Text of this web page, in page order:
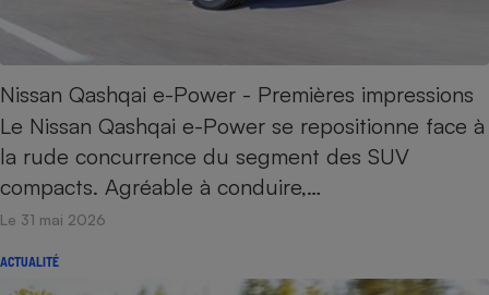
Nissan Qashqai e-Power - Premières impressions
Le Nissan Qashqai e-Power se repositionne face à
la rude concurrence du segment des SUV
compacts. Agréable à conduire,…
Le 31 mai 2026
ACTUALITÉ